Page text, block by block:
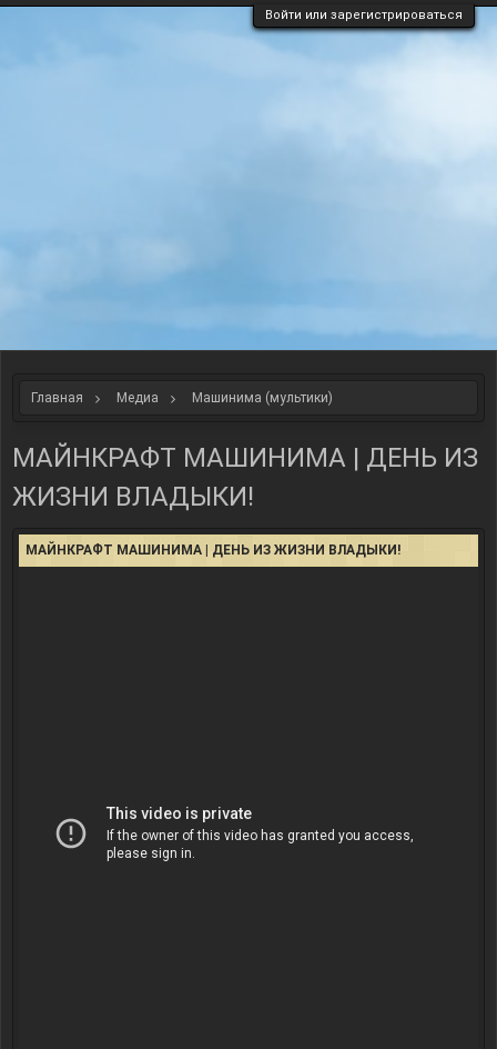
Войти или зарегистрироваться
Главная Медиа Машинима (мультики)
МАЙНКРАФТ МАШИНИМА | ДЕНЬ ИЗ
ЖИЗНИ ВЛАДЫКИ!
МАЙНКРАФТ МАШИНИМА | ДЕНЬ ИЗ ЖИЗНИ ВЛАДЫКИ!